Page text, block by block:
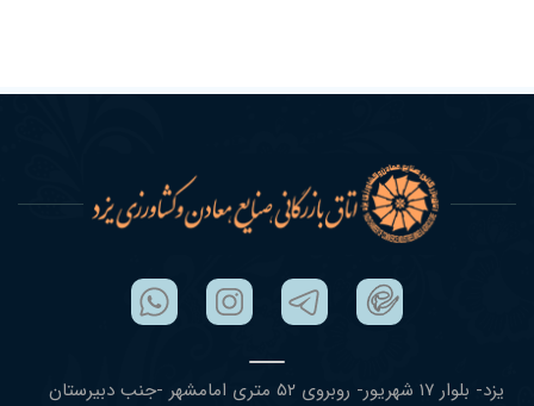
یزد- بلوار ١٧ شهریور- روبروی ۵٢ متری امامشهر -جنب دبیرستان